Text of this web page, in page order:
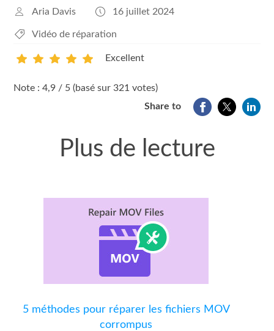
Aria Davis 16 juillet 2024
Vidéo de réparation
Excellent
Note : 4,9 / 5 (basé sur 321 votes)
Share to
Plus de lecture
5 méthodes pour réparer les fichiers MOV
corrompus